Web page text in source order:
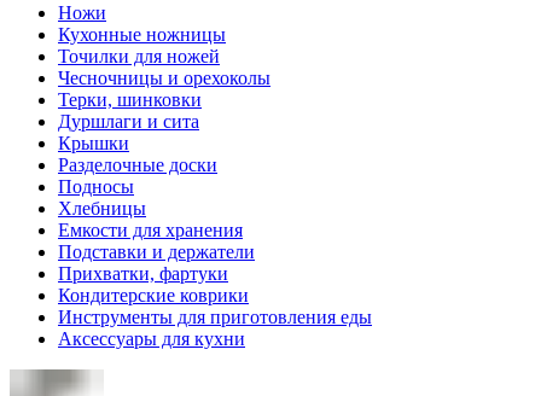
Ножи
Кухонные ножницы
Точилки для ножей
Чесночницы и орехоколы
Терки, шинковки
Дуршлаги и сита
Крышки
Разделочные доски
Подносы
Хлебницы
Емкости для хранения
Подставки и держатели
Прихватки, фартуки
Кондитерские коврики
Инструменты для приготовления еды
Аксессуары для кухни